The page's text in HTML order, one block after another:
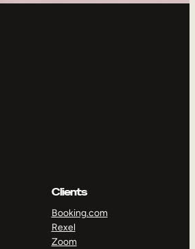
Clients
Booking.com
Rexel
Zoom